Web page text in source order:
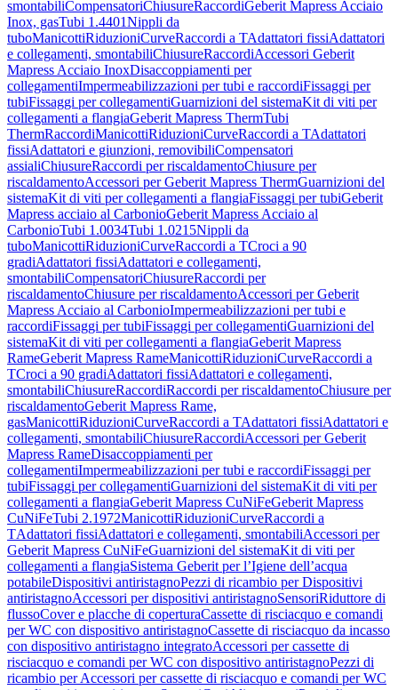
smontabiliCompensatoriChiusureRaccordiGeberit Mapress Acciaio
Inox, gasTubi 1.4401Nippli da
tuboManicottiRiduzioniCurveRaccordi a TAdattatori fissiAdattatori
e collegamenti, smontabiliChiusureRaccordiAccessori Geberit
Mapress Acciaio InoxDisaccoppiamenti per
collegamentiImpermeabilizzazioni per tubi e raccordiFissaggi per
tubiFissaggi per collegamentiGuarnizioni del sistemaKit di viti per
collegamenti a flangiaGeberit Mapress ThermTubi
ThermRaccordiManicottiRiduzioniCurveRaccordi a TAdattatori
fissiAdattatori e giunzioni, removibiliCompensatori
assialiChiusureRaccordi per riscaldamentoChiusure per
riscaldamentoAccessori per Geberit Mapress ThermGuarnizioni del
sistemaKit di viti per collegamenti a flangiaFissaggi per tubiGeberit
Mapress acciaio al CarbonioGeberit Mapress Acciaio al
CarbonioTubi 1.0034Tubi 1.0215Nippli da
tuboManicottiRiduzioniCurveRaccordi a TCroci a 90
gradiAdattatori fissiAdattatori e collegamenti,
smontabiliCompensatoriChiusureRaccordi per
riscaldamentoChiusure per riscaldamentoAccessori per Geberit
Mapress Acciaio al CarbonioImpermeabilizzazioni per tubi e
raccordiFissaggi per tubiFissaggi per collegamentiGuarnizioni del
sistemaKit di viti per collegamenti a flangiaGeberit Mapress
RameGeberit Mapress RameManicottiRiduzioniCurveRaccordi a
TCroci a 90 gradiAdattatori fissiAdattatori e collegamenti,
smontabiliChiusureRaccordiRaccordi per riscaldamentoChiusure per
riscaldamentoGeberit Mapress Rame,
gasManicottiRiduzioniCurveRaccordi a TAdattatori fissiAdattatori e
collegamenti, smontabiliChiusureRaccordiAccessori per Geberit
Mapress RameDisaccoppiamenti per
collegamentiImpermeabilizzazioni per tubi e raccordiFissaggi per
tubiFissaggi per collegamentiGuarnizioni del sistemaKit di viti per
collegamenti a flangiaGeberit Mapress CuNiFeGeberit Mapress
CuNiFeTubi 2.1972ManicottiRiduzioniCurveRaccordi a
TAdattatori fissiAdattatori e collegamenti, smontabiliAccessori per
Geberit Mapress CuNiFeGuarnizioni del sistemaKit di viti per
collegamenti a flangiaSistema Geberit per l’Igiene dell’acqua
potabileDispositivi antiristagnoPezzi di ricambio per Dispositivi
antiristagnoAccessori per dispositivi antiristagnoSensoriRiduttore di
flussoCover e placche di coperturaCassette di risciacquo e comandi
per WC con dispositivo antiristagnoCassette di risciacquo da incasso
con dispositivo antiristagno integratoAccessori per cassette di
risciacquo e comandi per WC con dispositivo antiristagnoPezzi di
ricambio per Accessori per cassette di risciacquo e comandi per WC